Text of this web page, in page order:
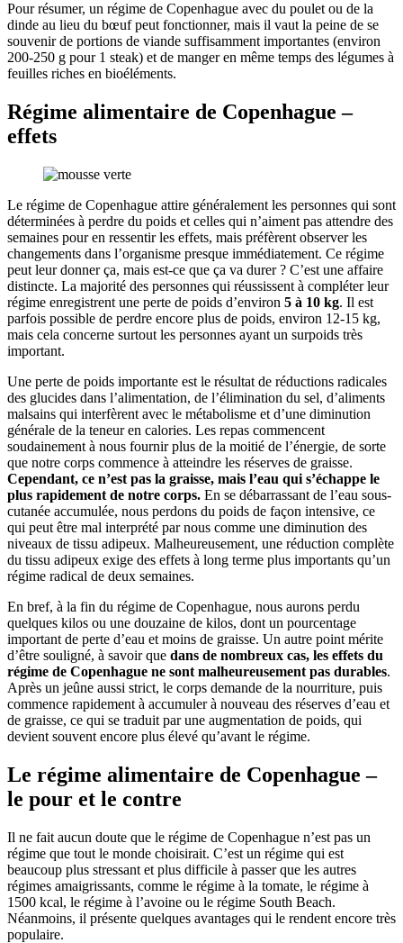
Pour résumer, un régime de Copenhague avec du poulet ou de la
dinde au lieu du bœuf peut fonctionner, mais il vaut la peine de se
souvenir de portions de viande suffisamment importantes (environ
200-250 g pour 1 steak) et de manger en même temps des légumes à
feuilles riches en bioéléments.
Régime alimentaire de Copenhague –
effets
Le régime de Copenhague attire généralement les personnes qui sont
déterminées à perdre du poids et celles qui n’aiment pas attendre des
semaines pour en ressentir les effets, mais préfèrent observer les
changements dans l’organisme presque immédiatement. Ce régime
peut leur donner ça, mais est-ce que ça va durer ? C’est une affaire
distincte. La majorité des personnes qui réussissent à compléter leur
régime enregistrent une perte de poids d’environ 5 à 10 kg. Il est
parfois possible de perdre encore plus de poids, environ 12-15 kg,
mais cela concerne surtout les personnes ayant un surpoids très
important.
Une perte de poids importante est le résultat de réductions radicales
des glucides dans l’alimentation, de l’élimination du sel, d’aliments
malsains qui interfèrent avec le métabolisme et d’une diminution
générale de la teneur en calories. Les repas commencent
soudainement à nous fournir plus de la moitié de l’énergie, de sorte
que notre corps commence à atteindre les réserves de graisse.
Cependant, ce n’est pas la graisse, mais l’eau qui s’échappe le
plus rapidement de notre corps. En se débarrassant de l’eau sous-
cutanée accumulée, nous perdons du poids de façon intensive, ce
qui peut être mal interprété par nous comme une diminution des
niveaux de tissu adipeux. Malheureusement, une réduction complète
du tissu adipeux exige des effets à long terme plus importants qu’un
régime radical de deux semaines.
En bref, à la fin du régime de Copenhague, nous aurons perdu
quelques kilos ou une douzaine de kilos, dont un pourcentage
important de perte d’eau et moins de graisse. Un autre point mérite
d’être souligné, à savoir que dans de nombreux cas, les effets du
régime de Copenhague ne sont malheureusement pas durables.
Après un jeûne aussi strict, le corps demande de la nourriture, puis
commence rapidement à accumuler à nouveau des réserves d’eau et
de graisse, ce qui se traduit par une augmentation de poids, qui
devient souvent encore plus élevé qu’avant le régime.
Le régime alimentaire de Copenhague –
le pour et le contre
Il ne fait aucun doute que le régime de Copenhague n’est pas un
régime que tout le monde choisirait. C’est un régime qui est
beaucoup plus stressant et plus difficile à passer que les autres
régimes amaigrissants, comme le régime à la tomate, le régime à
1500 kcal, le régime à l’avoine ou le régime South Beach.
Néanmoins, il présente quelques avantages qui le rendent encore très
populaire.